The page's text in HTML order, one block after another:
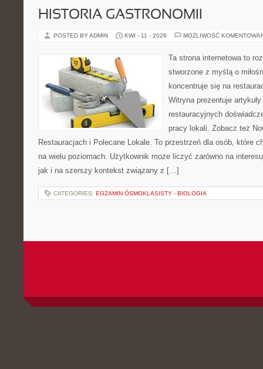
HISTORIA GASTRONOMII
POSTED BY ADMIN KWI - 11 - 2026 MOŻLIWOŚĆ
Ta strona internetowa to
stworzone z myślą o
koncentruje się na
Witryna prezentuje
restauracyjnych
pracy lokali. Zobacz też
Restauracjach i Polecane Lokale. To przestrzeń dla osób, które
na wielu poziomach. Użytkownik może liczyć zarówno na
jak i na szerszy kontekst związany z […]
CATEGORIES: EGZAMIN ÓSMOKLASISTY - BIOLOGIA